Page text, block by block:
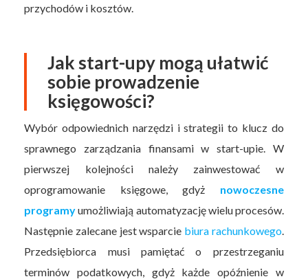
przychodów i kosztów.
Jak start-upy mogą ułatwić
sobie prowadzenie
księgowości?
Wybór odpowiednich narzędzi i strategii to klucz do
sprawnego zarządzania finansami w start-upie. W
pierwszej kolejności należy zainwestować w
oprogramowanie księgowe, gdyż nowoczesne
programyumożliwiają automatyzację wielu procesów.
Następnie zalecane jest wsparcie biura rachunkowego.
Przedsiębiorca musi pamiętać o przestrzeganiu
terminów podatkowych, gdyż każde opóźnienie w